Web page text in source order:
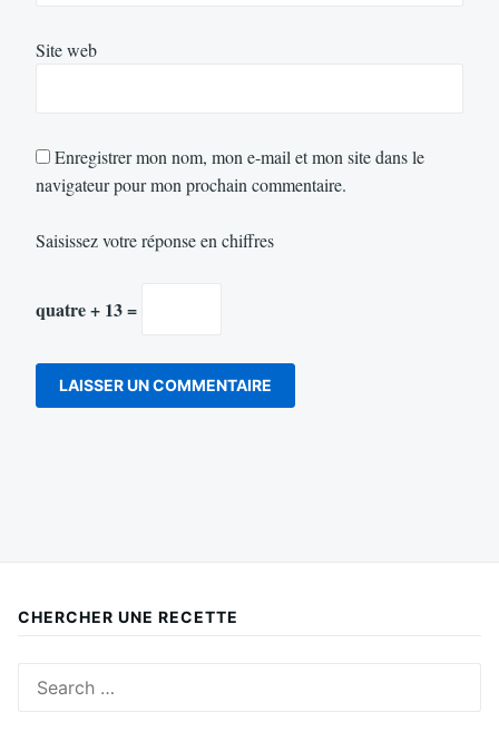
Site web
Enregistrer mon nom, mon e-mail et mon site dans le
navigateur pour mon prochain commentaire.
Saisissez votre réponse en chiffres
quatre + 13 =
CHERCHER UNE RECETTE
for: